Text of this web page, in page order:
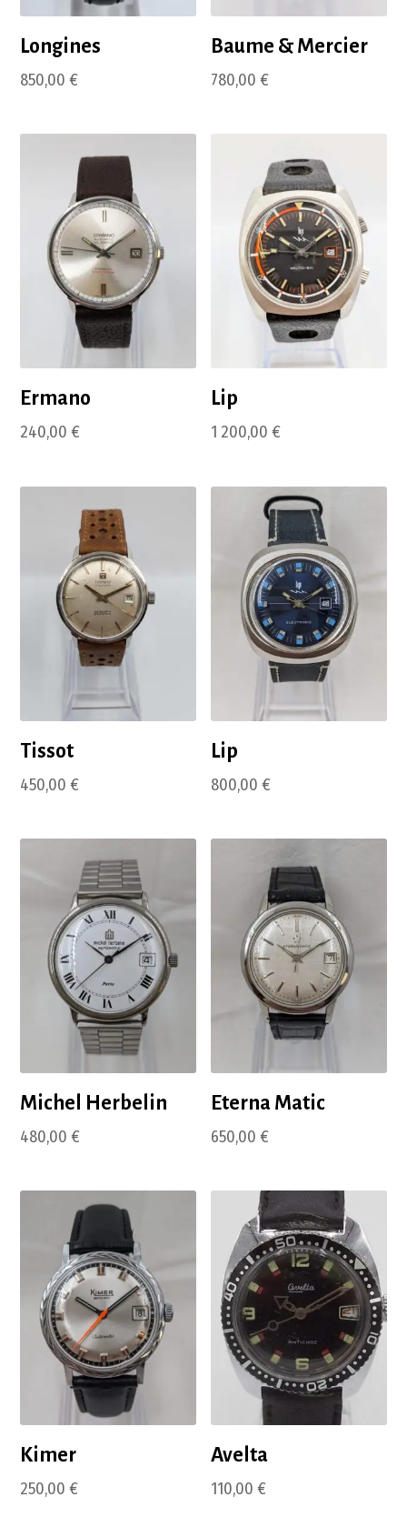
Longines
850,00€
Baume & Mercier
780,00€
Ermano
240,00€
Lip
1 200,00€
Tissot
450,00€
Lip
800,00€
Michel Herbelin
480,00€
Eterna Matic
650,00€
Kimer
250,00€
Avelta
110,00€